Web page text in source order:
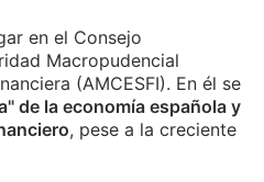
en el Consejo
Macropudencial
(AMCESFI). En él se
de la economía española y
, pese a la creciente